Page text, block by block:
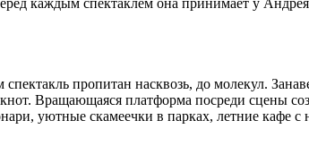
пропитан насквозь, до молекул.
Вращающаяся платформа посреди сцены
уютные скамеечки в парках, летние кафе